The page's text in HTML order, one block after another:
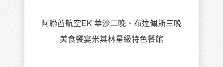
阿聯酋航空EK 華沙二晚、布達佩斯三晚
美食饗宴米其林星級特色餐館